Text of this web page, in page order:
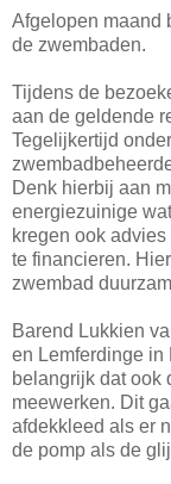
Afgelopen maand
de zwembaden.
Tijdens de
aan de geldende
Tegelijkertijd
Denk hierbij aan
energiezuinige
kregen ook
te financieren.
zwembad
Barend Lukkien
en Lemferdinge in
belangrijk dat ook
meewerken. Dit
afdekkleed als er
de pomp als de